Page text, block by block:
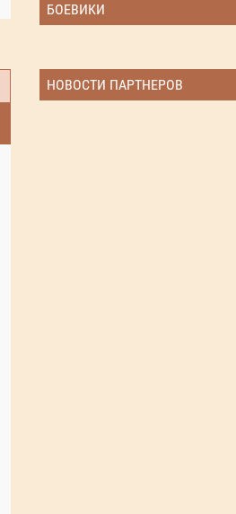
БОЕВИКИ
НОВОСТИ ПАРТНЕРОВ